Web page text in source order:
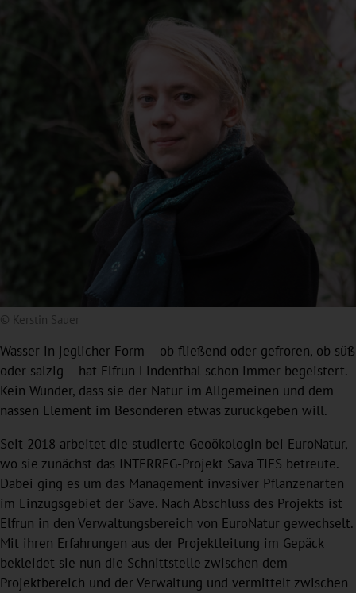
© Kerstin Sauer
Wasser in jeglicher Form – ob fließend oder gefroren, ob süß
oder salzig – hat Elfrun Lindenthal schon immer begeistert.
Kein Wunder, dass sie der Natur im Allgemeinen und dem
nassen Element im Besonderen etwas zurückgeben will.
Seit 2018 arbeitet die studierte Geoökologin bei EuroNatur,
wo sie zunächst das INTERREG-Projekt Sava TIES betreute.
Dabei ging es um das Management invasiver Pflanzenarten
im Einzugsgebiet der Save. Nach Abschluss des Projekts ist
Elfrun in den Verwaltungsbereich von EuroNatur gewechselt.
Mit ihren Erfahrungen aus der Projektleitung im Gepäck
bekleidet sie nun die Schnittstelle zwischen dem
Projektbereich und der Verwaltung und vermittelt zwischen